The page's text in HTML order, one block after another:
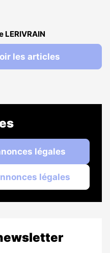
LERIVRAIN
les articles
légales
légales